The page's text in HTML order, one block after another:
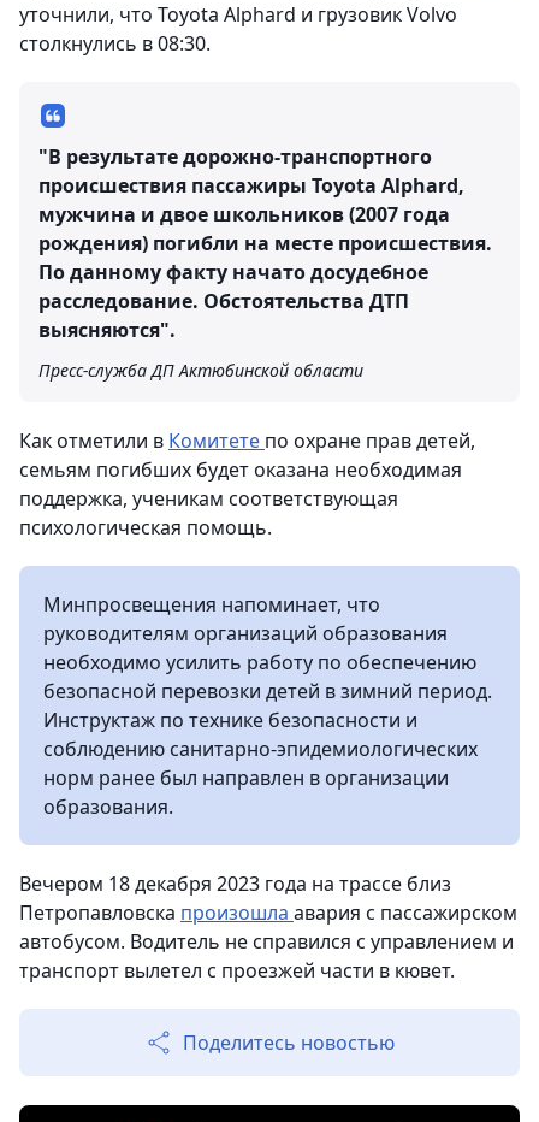
уточнили, что Toyota Alphard и грузовик Volvo
столкнулись в 08:30.
"В результате дорожно-транспортного
происшествия пассажиры Toyota Alphard,
мужчина и двое школьников (2007 года
рождения) погибли на месте происшествия.
По данному факту начато досудебное
расследование. Обстоятельства ДТП
выясняются".
Пресс-служба ДП Актюбинской области
Как отметили в Комитете по охране прав детей,
семьям погибших будет оказана необходимая
поддержка, ученикам соответствующая
психологическая помощь.
Минпросвещения напоминает, что
руководителям организаций образования
необходимо усилить работу по обеспечению
безопасной перевозки детей в зимний период.
Инструктаж по технике безопасности и
соблюдению санитарно-эпидемиологических
норм ранее был направлен в организации
образования.
Вечером 18 декабря 2023 года на трассе близ
Петропавловска произошла авария с пассажирском
автобусом. Водитель не справился с управлением и
транспорт вылетел с проезжей части в кювет.
Поделитесь новостью